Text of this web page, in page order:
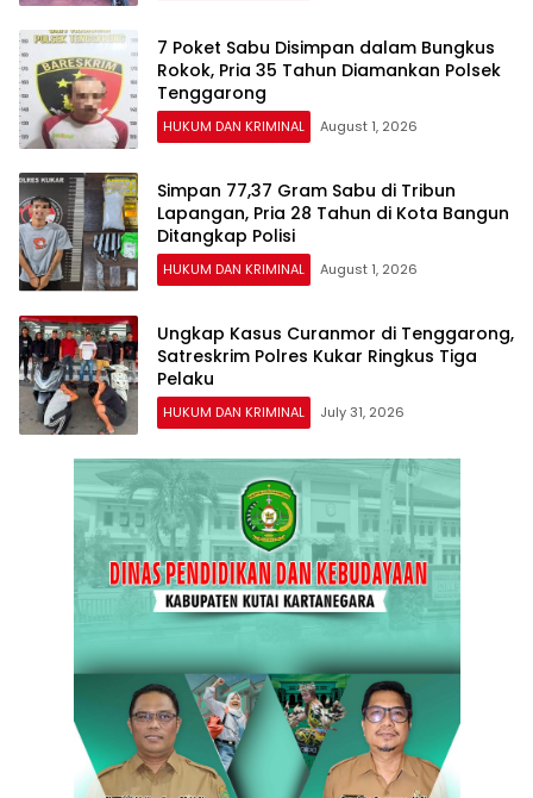
7 Poket Sabu Disimpan dalam Bungkus
Rokok, Pria 35 Tahun Diamankan Polsek
Tenggarong
HUKUM DAN KRIMINAL August 1, 2026
Simpan 77,37 Gram Sabu di Tribun
Lapangan, Pria 28 Tahun di Kota Bangun
Ditangkap Polisi
HUKUM DAN KRIMINAL August 1, 2026
Ungkap Kasus Curanmor di Tenggarong,
Satreskrim Polres Kukar Ringkus Tiga
Pelaku
HUKUM DAN KRIMINAL July 31, 2026